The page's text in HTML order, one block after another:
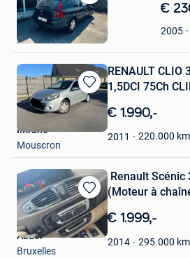
Sauvegarder
dans
Mes
Favoris
€
2005
Gadgets
Kemzeke
Sauvegarder
dans
Mes
Favoris
RENAULT CLIO
1,5DCI 75Ch
€ 1.990,-
2011 220.000 km
Imrane
Mouscron
Sauvegarder
dans
Mes
Favoris
Renault
(Moteur à
€ 1.999,-
2014 295.000 km
Abdel
Bruxelles